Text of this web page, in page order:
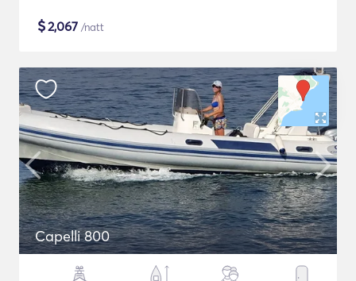
$2,067 /natt
Capelli 800